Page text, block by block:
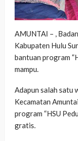
AMUNTAI – ,
Kabupaten Hulu
bantuan program
mampu.
Adapun salah satu
Kecamatan
program “HSU
gratis.